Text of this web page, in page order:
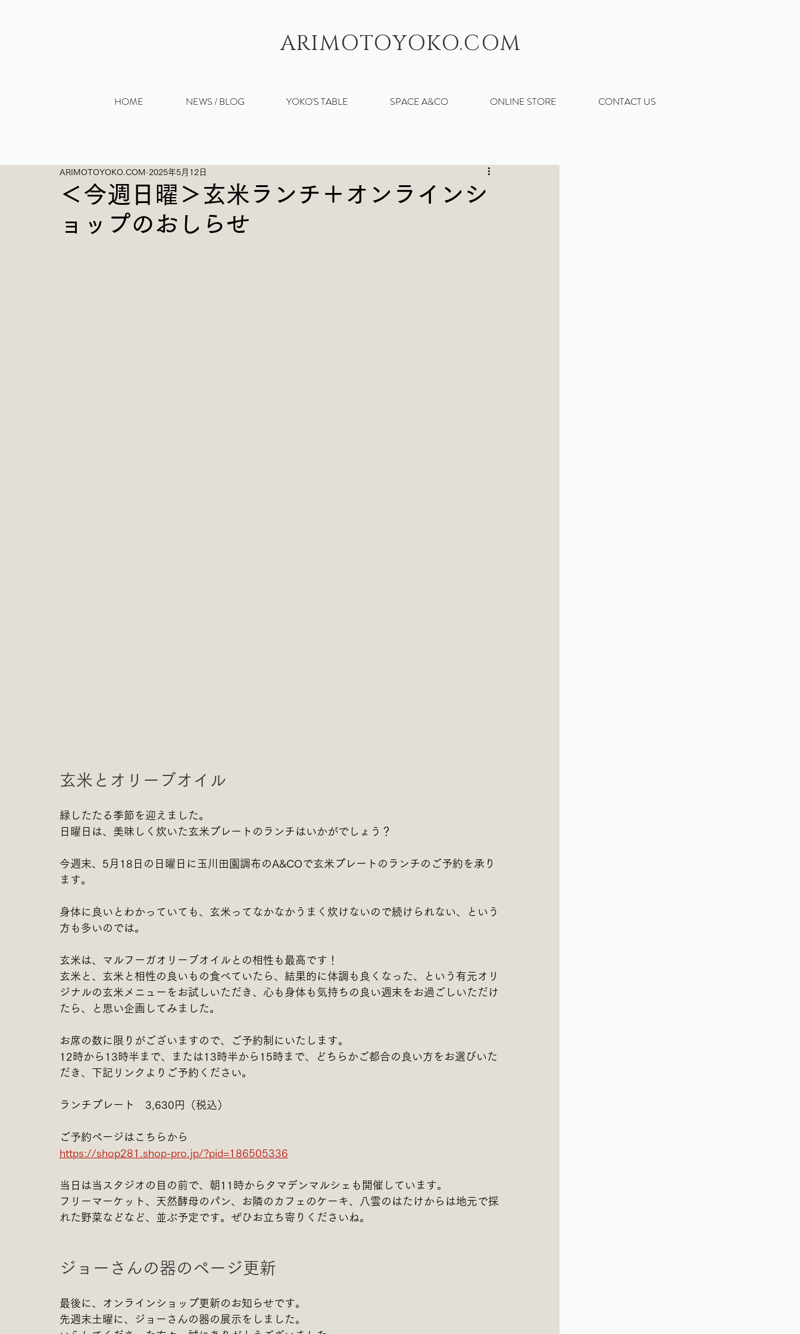
ARIMOTOYOKO.COM
HOME NEWS / BLOG YOKO'S TABLE SPACE A&CO ONLINE STORE CONTACT US
＜今週日曜＞玄米ランチ＋オンラインシ
ョップのおしらせ
ARIMOTOYOKO.COM 2025年5月12日
玄米とオリーブオイル
緑したたる季節を迎えました。
日曜日は、美味しく炊いた玄米プレートのランチはいかがでしょう？
今週末、5月18日の日曜日に玉川田園調布のA&COで玄米プレートのランチのご予約を承り
ます。
身体に良いとわかっていても、玄米ってなかなかうまく炊けないので続けられない、という
方も多いのでは。
玄米は、マルフーガオリーブオイルとの相性も最高です！
玄米と、玄米と相性の良いもの食べていたら、結果的に体調も良くなった、という有元オリ
ジナルの玄米メニューをお試しいただき、心も身体も気持ちの良い週末をお過ごしいただけ
たら、と思い企画してみました。
お席の数に限りがございますので、ご予約制にいたします。
12時から13時半まで、または13時半から15時まで、どちらかご都合の良い方をお選びいた
だき、下記リンクよりご予約ください。
ランチプレート　3,630円（税込）
ご予約ページはこちらから
https://shop281.shop-pro.jp/?pid=186505336
当日は当スタジオの目の前で、朝11時からタマデンマルシェも開催しています。
フリーマーケット、天然酵母のパン、お隣のカフェのケーキ、八雲のはたけからは地元で採
れた野菜などなど、並ぶ予定です。ぜひお立ち寄りくださいね。
ジョーさんの器のページ更新
最後に、オンラインショップ更新のお知らせです。
先週末土曜に、ジョーさんの器の展示をしました。